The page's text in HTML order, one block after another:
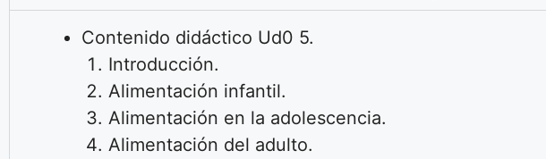
Contenido didáctico Ud0 5.
Introducción.
Alimentación infantil.
Alimentación en la adolescencia.
Alimentación del adulto.